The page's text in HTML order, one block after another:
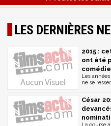
LES DERNIÈRES
2015 :
ont été
Les
ne se
César
La course